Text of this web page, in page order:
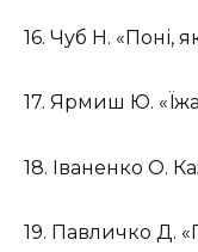
16. Чуб Н. «Поні,
17. Ярмиш Ю.
18. Іваненко О.
19. Павличко Д.